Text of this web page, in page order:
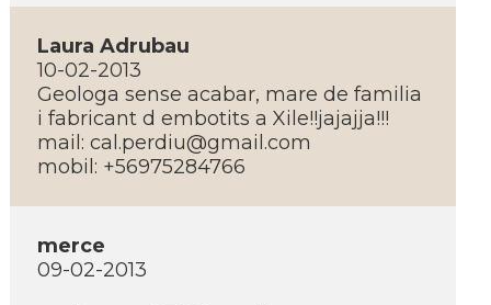
Laura Adrubau
10-02-2013
Geologa sense acabar, mare de familia
i fabricant d embotits a Xile!!jajajja!!!
mail: cal.perdiu@gmail.com
mobil: +56975284766
merce
09-02-2013